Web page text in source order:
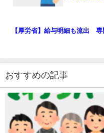
【厚労省】給与明細も流出
おすすめの記事